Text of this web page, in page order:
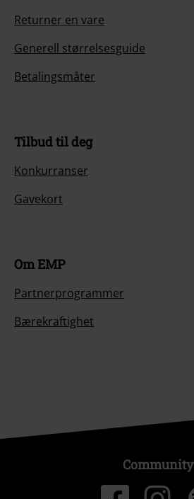
Returner en vare
Generell størrelsesguide
Betalingsmåter
Tilbud til deg
Konkurranser
Gavekort
Om EMP
Partnerprogrammer
Bærekraftighet
Community